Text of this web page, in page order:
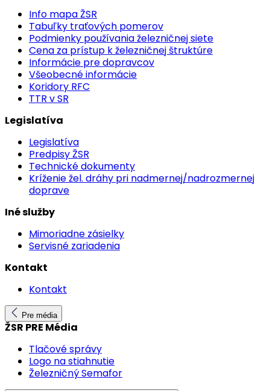
Info mapa ŽSR
Tabuľky traťových pomerov
Podmienky používania železničnej siete
Cena za prístup k železničnej štruktúre
Informácie pre dopravcov
Všeobecné informácie
Koridory RFC
TTR v SR
Legislatíva
Legislatíva
Predpisy ŽSR
Technické dokumenty
Kríženie žel. dráhy pri nadmernej/nadrozmernej
doprave
Iné služby
Mimoriadne zásielky
Servisné zariadenia
Kontakt
Kontakt
Pre média
ŽSR PRE Média
Tlačové správy
Logo na stiahnutie
Železničný Semafor